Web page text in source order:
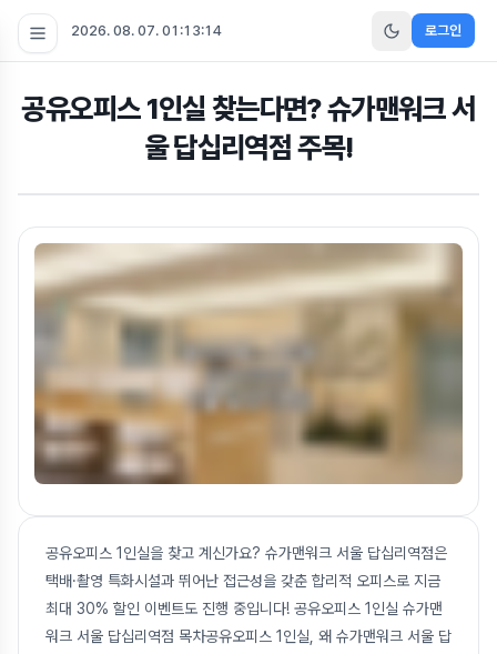
2026. 08. 07. 01:13:15 로그인
공유오피스 1인실 찾는다면? 슈가맨워크 서
울 답십리역점 주목!
공유오피스 1인실을 찾고 계신가요? 슈가맨워크 서울 답십리역점은
택배·촬영 특화시설과 뛰어난 접근성을 갖춘 합리적 오피스로 지금
최대 30% 할인 이벤트도 진행 중입니다! 공유오피스 1인실 슈가맨
워크 서울 답십리역점 목차공유오피스 1인실, 왜 슈가맨워크 서울 답